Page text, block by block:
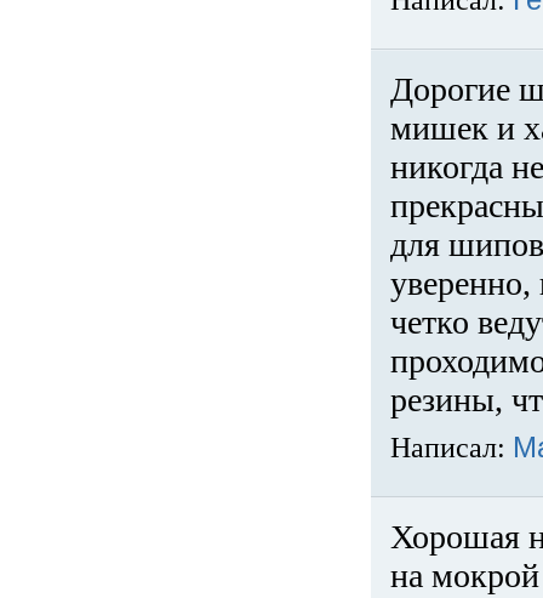
Дорогие
мишек и
никогда
для
четко
резины,
Написал:
Хорошая
на